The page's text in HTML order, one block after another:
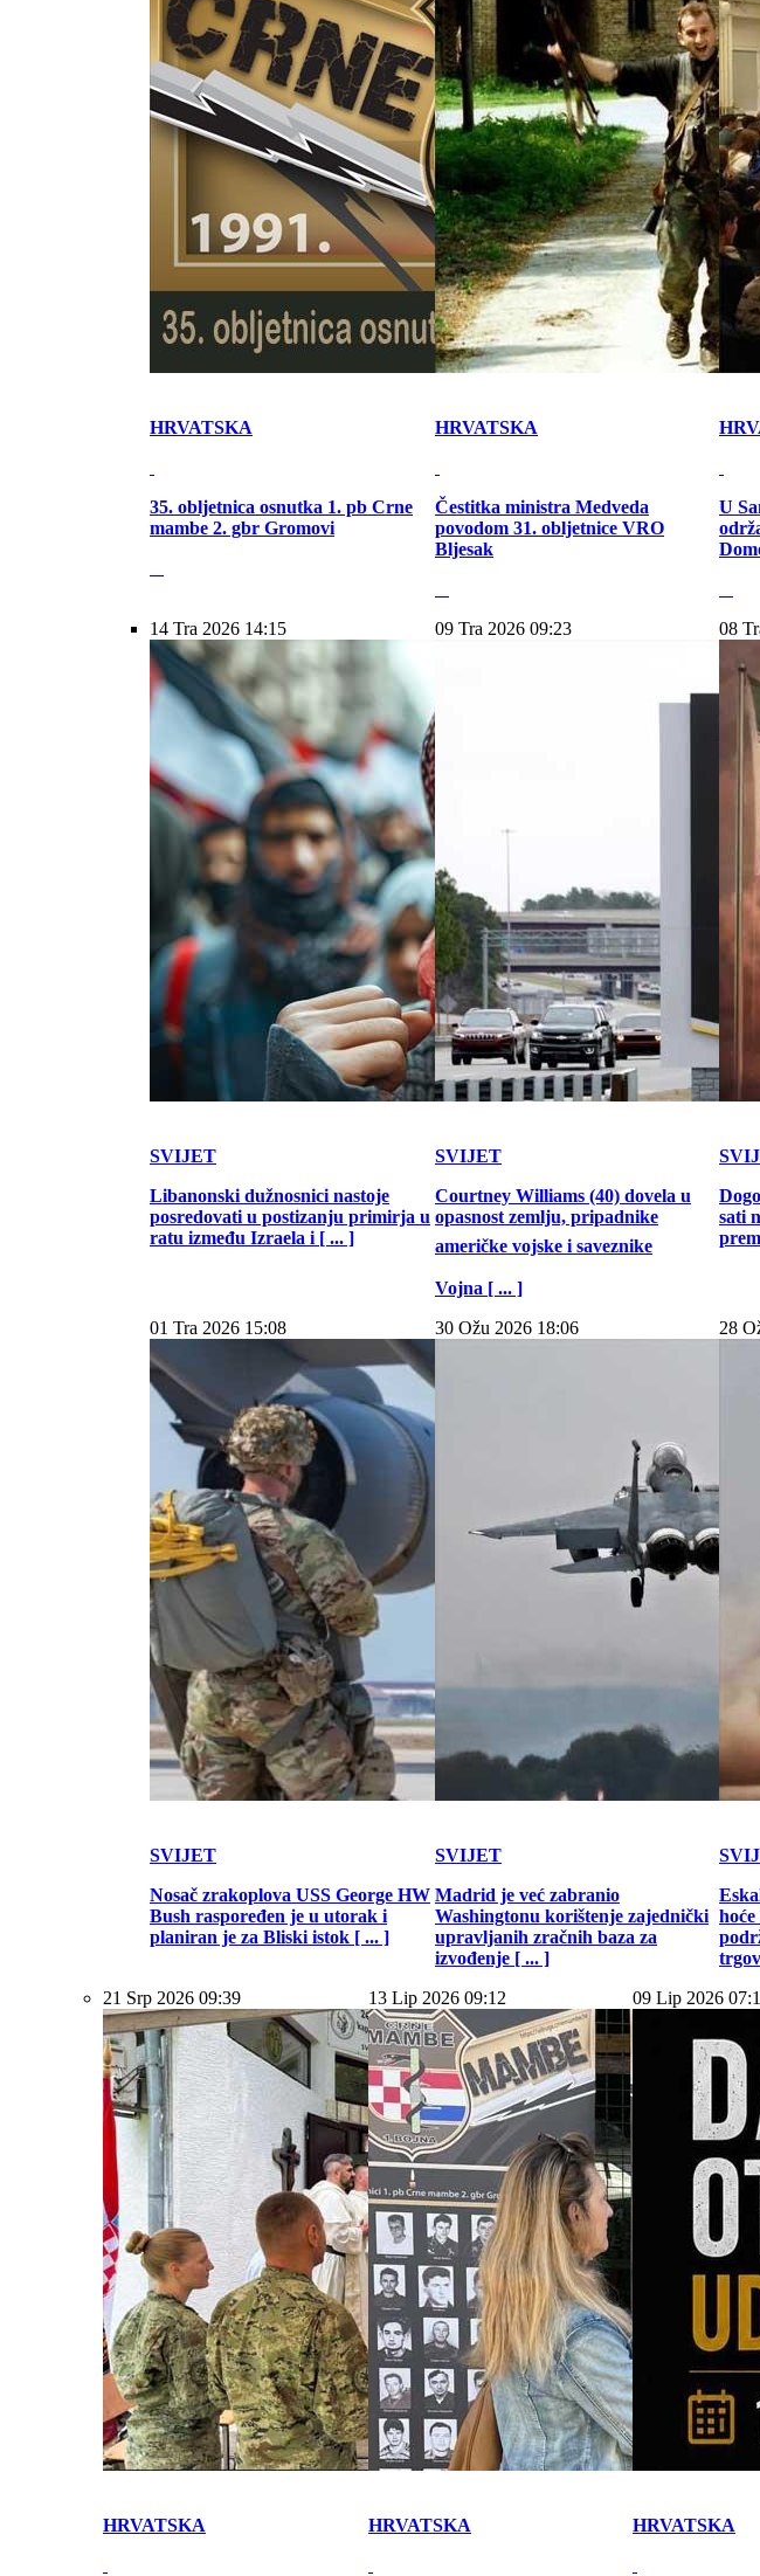
HRVATSKA
35. obljetnica osnutka 1. pb Crne
mambe 2. gbr Gromovi
HRVATSKA
Čestitka ministra Medveda
povodom 31. obljetnice VRO
Bljesak
U
14 Tra 2026 14:15
SVIJET
Libanonski dužnosnici nastoje
posredovati u postizanju primirja u
ratu između Izraela i [ ... ]
09 Tra 2026 09:23
SVIJET
Courtney Williams (40) dovela u
opasnost zemlju, pripadnike
američke vojske i saveznike
Vojna [ ... ]
08
sati
01 Tra 2026 15:08
SVIJET
Nosač zrakoplova USS George HW
Bush raspoređen je u utorak i
planiran je za Bliski istok [ ... ]
30 Ožu 2026 18:06
SVIJET
Madrid je već zabranio
Washingtonu korištenje zajednički
upravljanih zračnih baza za
izvođenje [ ... ]
28
21 Srp 2026 09:39
HRVATSKA
13 Lip 2026 09:12
HRVATSKA
09 Lip 2026
HRVATSKA